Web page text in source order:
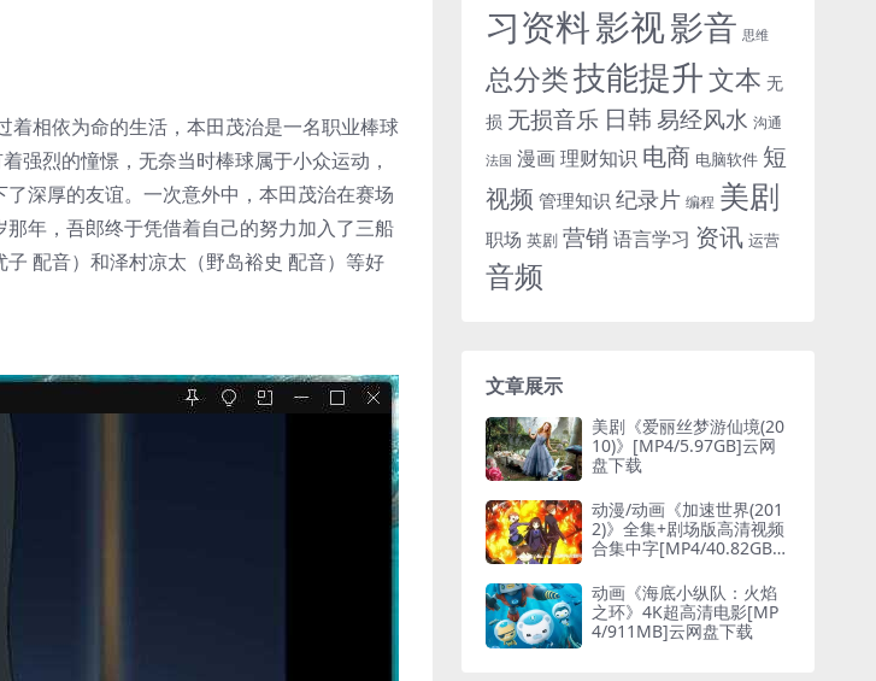
着相依为命的生活，本田茂治是一名职业棒球
强烈的憧憬，无奈当时棒球属于小众运动，
深厚的友谊。一次意外中，本田茂治在赛场
年，吾郎终于凭借着自己的努力加入了三船
配音）和泽村凉太（野岛裕史 配音）等好
习资料影视影音 思维
总分类技能提升文本 无
损 无损音乐 日韩 易经风水 沟通
法国 漫画理财知识 电商 电脑软件 短
视频 管理知识 纪录片 编程 美剧
职场 英剧 营销 语言学习 资讯 运营
音频
文章展示
美剧《爱丽丝梦游仙境(20
10)》[MP4/5.97GB]云网
盘下载
动漫/动画《加速世界(201
2)》全集+剧场版高清视频
合集中字[MP4/40.82GB]
动画《海底小纵队：火焰
之环》4K超高清电影[MP
4/911MB]云网盘下载